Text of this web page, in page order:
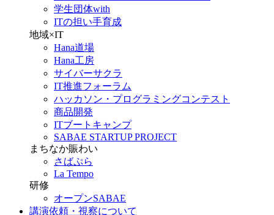
学生団体with
ITの担い手育成
地域×IT
Hana道場
Hana工房
サイバーサクラ
IT推進フォーラム
ハッカソン・プログラミングコンテスト
商品開発
ITブートキャンプ
SABAE STARTUP PROJECT
まちなか賑わい
さばぷら
La Tempo
研修
オープンSABAE
講演依頼・視察について